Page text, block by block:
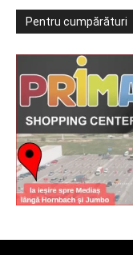
Pentru cumpărături